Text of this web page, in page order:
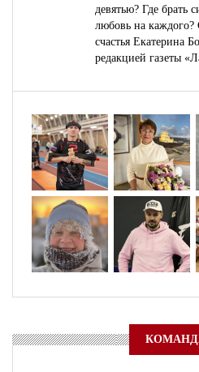
девятью? Где брать
любовь на каждого?
счастья Екатерина
редакцией газеты